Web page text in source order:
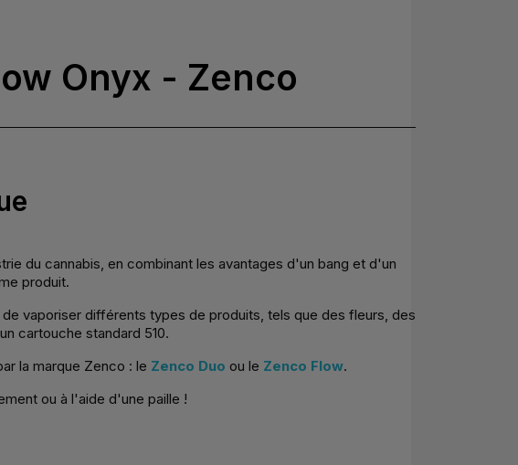
Onyx - Zenco
du cannabis, en combinant les avantages d'un bang et d'un
produit.
vaporiser différents types de produits, tels que des fleurs, des
cartouche standard 510.
la marque Zenco : le Zenco Duo ou le Zenco Flow.
ou à l'aide d'une paille !